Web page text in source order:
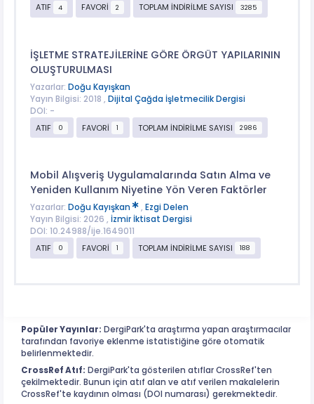
ATIF
4 FAVORİ 2 TOPLAM İNDİRİLME SAYISI 3285
İŞLETME STRATEJİLERİNE GÖRE ÖRGÜT YAPILARININ
OLUŞTURULMASI
Yazarlar: Doğu Kayışkan
Yayın Bilgisi: 2018 , Dijital Çağda İşletmecilik Dergisi
DOI: -
ATIF
0 FAVORİ 1 TOPLAM İNDİRİLME SAYISI 2986
Mobil Alışveriş Uygulamalarında Satın Alma ve
Yeniden Kullanım Niyetine Yön Veren Faktörler
Yazarlar: Doğu Kayışkan , Ezgi Delen
Yayın Bilgisi: 2026 , İzmir İktisat Dergisi
DOI: 10.24988/ije.1649011
ATIF
0 FAVORİ 1 TOPLAM İNDİRİLME SAYISI 188
Popüler Yayınlar: DergiPark'ta araştırma yapan araştırmacılar
tarafından favoriye eklenme istatistiğine göre otomatik
belirlenmektedir.
CrossRef Atıf: DergiPark'ta gösterilen atıflar CrossRef'ten
çekilmektedir. Bunun için atıf alan ve atıf verilen makalelerin
CrossRef'te kaydının olması (DOI numarası) gerekmektedir.